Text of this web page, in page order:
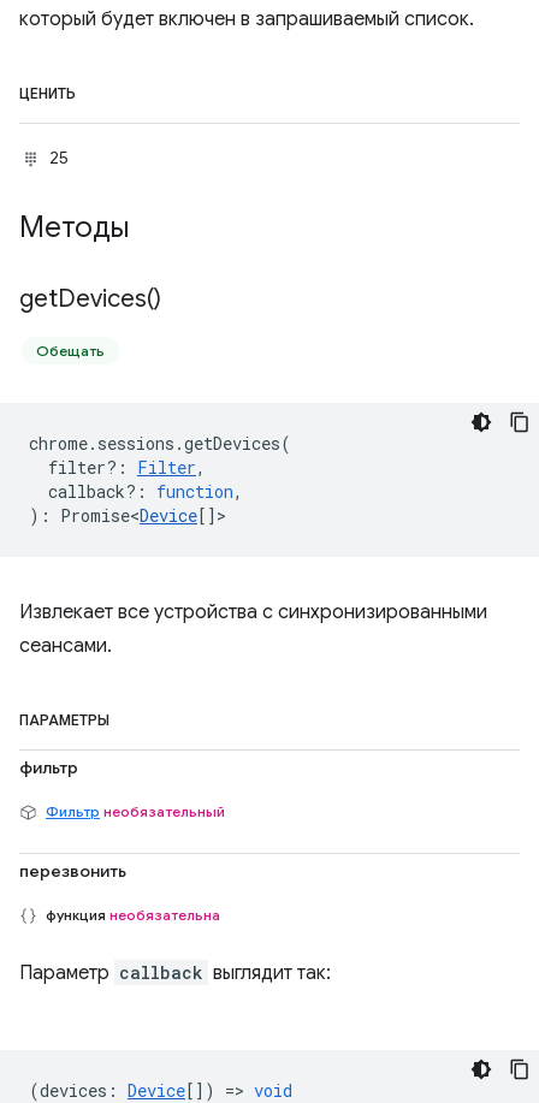
который будет включен в запрашиваемый список.
ЦЕНИТЬ
25
Методы
getDevices()
Обещать
chrome. sessions .getDevices(
filter? : Filter,
callback? : function,
) : Promise<Device[] >
Извлекает все устройства с синхронизированными
сеансами.
ПАРАМЕТРЫ
фильтр
Фильтр необязательный
перезвонить
функция необязательна
Параметр callback выглядит так:
(devices : Device[]) => void